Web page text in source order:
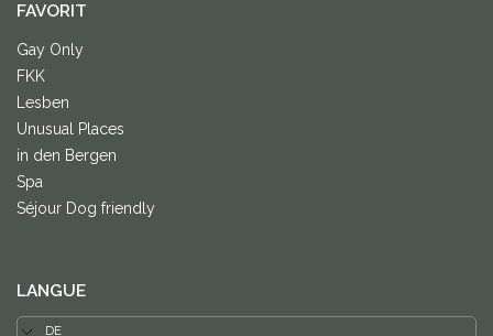
FAVORIT
Gay Only
FKK
Lesben
Unusual Places
in den Bergen
Spa
Séjour Dog friendly
LANGUE